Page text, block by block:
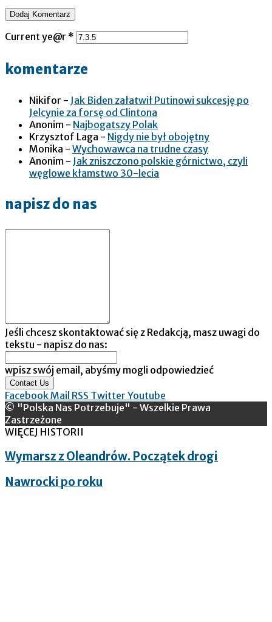
Current ye@r *
komentarze
Nikifor - Jak Biden załatwił Putinowi sukcesję po
Jelcynie za forsę od Clintona
Anonim - Najbogatszy Polak
Krzysztof Laga - Nigdy nie był obojętny
Monika - Wychowawca na trudne czasy
Anonim - Jak zniszczono polskie górnictwo, czyli
węglowe kłamstwo 30-lecia
napisz do nas
Jeśli chcesz skontaktować się z Redakcją, masz uwagi do
tekstu - napisz do nas:
wpisz swój email, abyśmy mogli odpowiedzieć
Contact Us
FacebookMail RSS Twitter Youtube
© "Polska Nas Potrzebuje" - Wszelkie Prawa
Zastrzeżone
WIĘCEJ HISTORII
Wymarsz z Oleandrów. Początek drogi
Nawrocki po roku